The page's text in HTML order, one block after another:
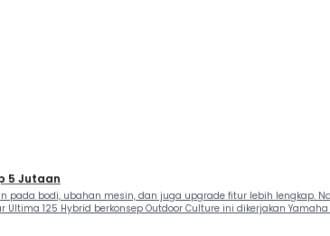
5 Jutaan
pada bodi, ubahan mesin, dan juga upgrade fitur lebih lengkap.
Ultima 125 Hybrid berkonsep Outdoor Culture ini dikerjakan